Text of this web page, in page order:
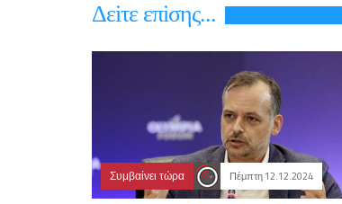
Δεiτε επiσης...
Συμβαίνει τώρα Πέμπτη 12.12.2024